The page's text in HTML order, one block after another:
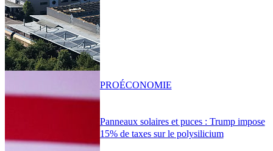
Panneaux solaires et puces : Trump impose
15% de taxes sur le polysilicium
PROÉCONOMIE